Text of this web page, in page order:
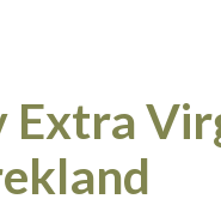
Extra